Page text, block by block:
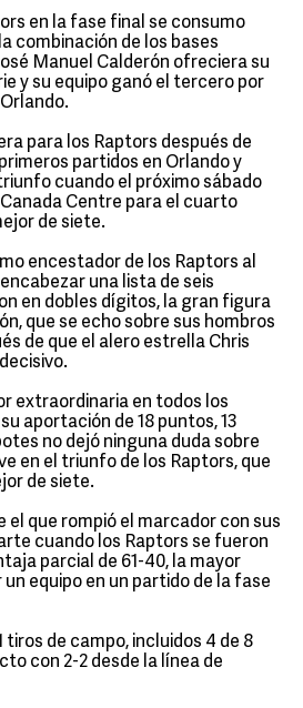
en la fase final se consumo
combinación de los bases
Manuel Calderón ofreciera su
y su equipo ganó el tercero por
para los Raptors después de
partidos en Orlando y
cuando el próximo sábado
Centre para el cuarto
de siete.
encestador de los Raptors al
una lista de seis
en dobles dígitos, la gran figura
que se echo sobre sus hombros
de que el alero estrella Chris
extraordinaria en todos los
aportación de 18 puntos, 13
no dejó ninguna duda sobre
en el triunfo de los Raptors, que
de siete.
el que rompió el marcador con sus
cuando los Raptors se fueron
parcial de 61-40, la mayor
equipo en un partido de la fase
tiros de campo, incluidos 4 de 8
con 2-2 desde la línea de